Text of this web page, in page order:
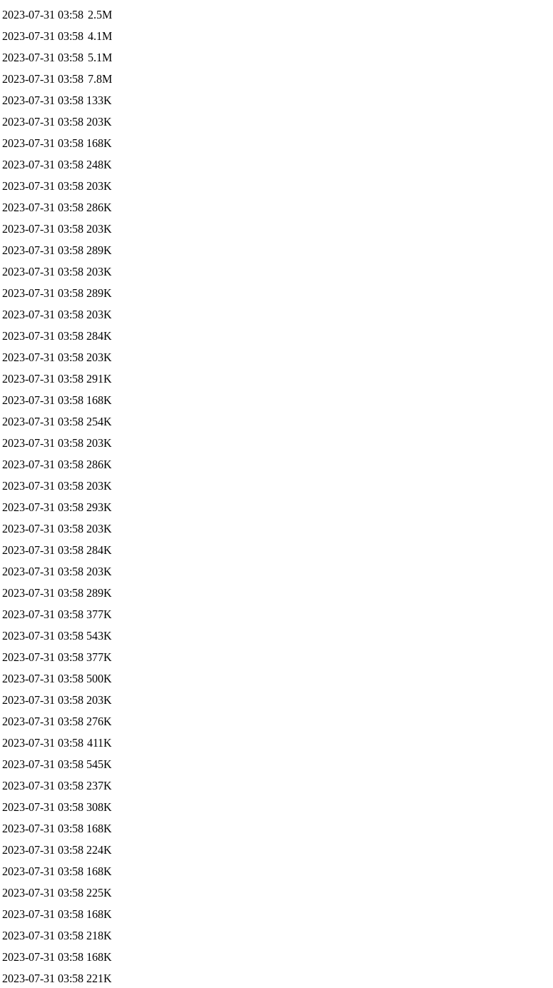
2023-07-31 03:58 2.5M
2023-07-31 03:58 4.1M
2023-07-31 03:58 5.1M
2023-07-31 03:58 7.8M
2023-07-31 03:58 133K
2023-07-31 03:58 203K
2023-07-31 03:58 168K
2023-07-31 03:58 248K
2023-07-31 03:58 203K
2023-07-31 03:58 286K
2023-07-31 03:58 203K
2023-07-31 03:58 289K
2023-07-31 03:58 203K
2023-07-31 03:58 289K
2023-07-31 03:58 203K
2023-07-31 03:58 284K
2023-07-31 03:58 203K
2023-07-31 03:58 291K
2023-07-31 03:58 168K
2023-07-31 03:58 254K
2023-07-31 03:58 203K
2023-07-31 03:58 286K
2023-07-31 03:58 203K
2023-07-31 03:58 293K
2023-07-31 03:58 203K
2023-07-31 03:58 284K
2023-07-31 03:58 203K
2023-07-31 03:58 289K
2023-07-31 03:58 377K
2023-07-31 03:58 543K
2023-07-31 03:58 377K
2023-07-31 03:58 500K
2023-07-31 03:58 203K
2023-07-31 03:58 276K
2023-07-31 03:58 411K
2023-07-31 03:58 545K
2023-07-31 03:58 237K
2023-07-31 03:58 308K
2023-07-31 03:58 168K
2023-07-31 03:58 224K
2023-07-31 03:58 168K
2023-07-31 03:58 225K
2023-07-31 03:58 168K
2023-07-31 03:58 218K
2023-07-31 03:58 168K
2023-07-31 03:58 221K